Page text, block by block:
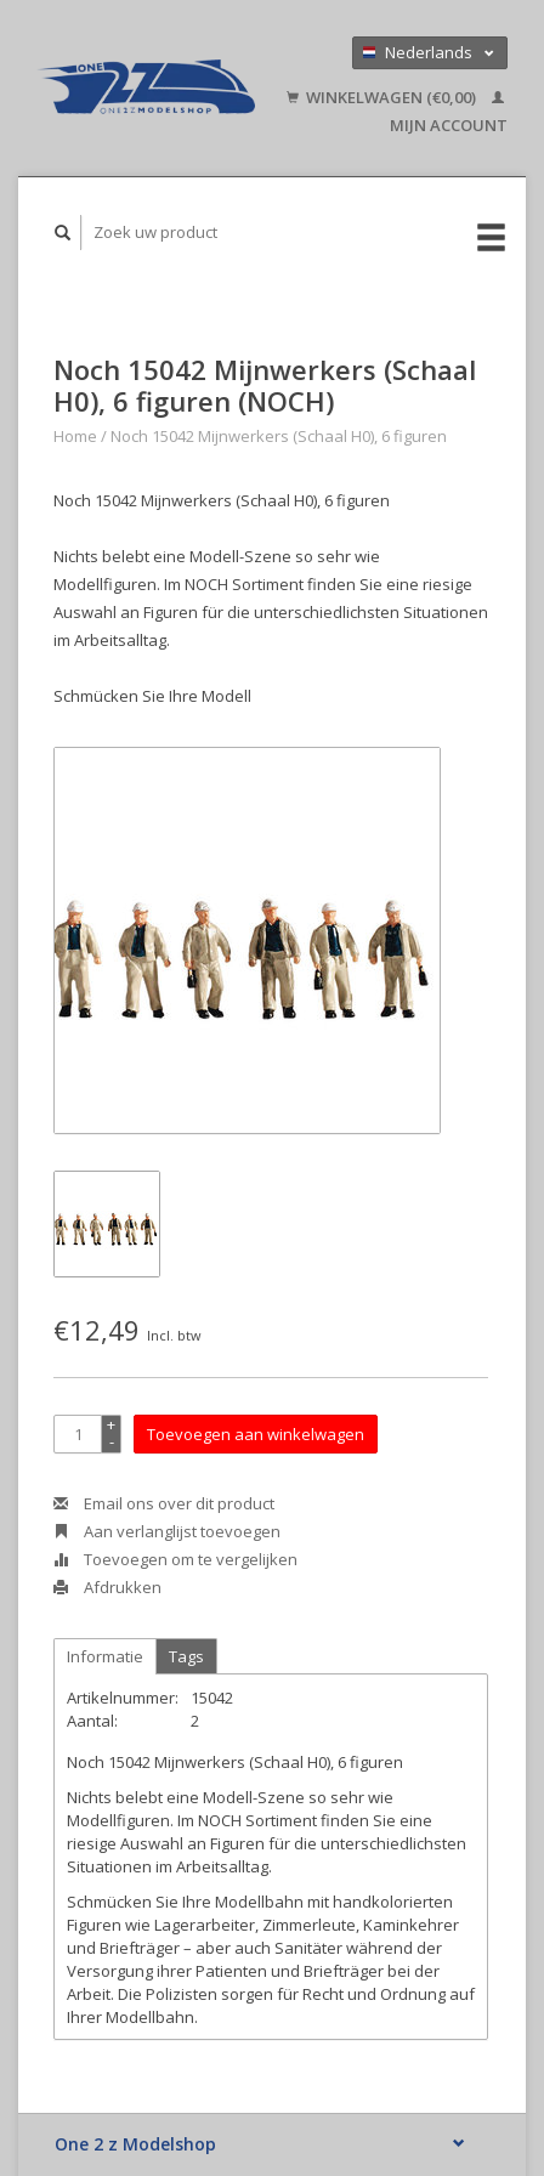
Nederlands
English
WINKELWAGEN (€0,00)
MIJN ACCOUNT
Noch 15042 Mijnwerkers (Schaal
H0), 6 figuren (NOCH)
Home / Noch 15042 Mijnwerkers (Schaal H0), 6 figuren
Noch 15042 Mijnwerkers (Schaal H0), 6 figuren
Nichts belebt eine Modell-Szene so sehr wie
Modellfiguren. Im NOCH Sortiment finden Sie eine riesige
Auswahl an Figuren für die unterschiedlichsten Situationen
im Arbeitsalltag.
Schmücken Sie Ihre Modell
€12,49 Incl. btw
+
- Toevoegen aan winkelwagen
Email ons over dit product
Aan verlanglijst toevoegen
Toevoegen om te vergelijken
Afdrukken
Informatie
Tags
Artikelnummer:
15042
Aantal:
2
Noch 15042 Mijnwerkers (Schaal H0), 6 figuren
Nichts belebt eine Modell-Szene so sehr wie
Modellfiguren. Im NOCH Sortiment finden Sie eine
riesige Auswahl an Figuren für die unterschiedlichsten
Situationen im Arbeitsalltag.
Schmücken Sie Ihre Modellbahn mit handkolorierten
Figuren wie Lagerarbeiter, Zimmerleute, Kaminkehrer
und Briefträger – aber auch Sanitäter während der
Versorgung ihrer Patienten und Briefträger bei der
Arbeit. Die Polizisten sorgen für Recht und Ordnung auf
Ihrer Modellbahn.
One 2 z Modelshop